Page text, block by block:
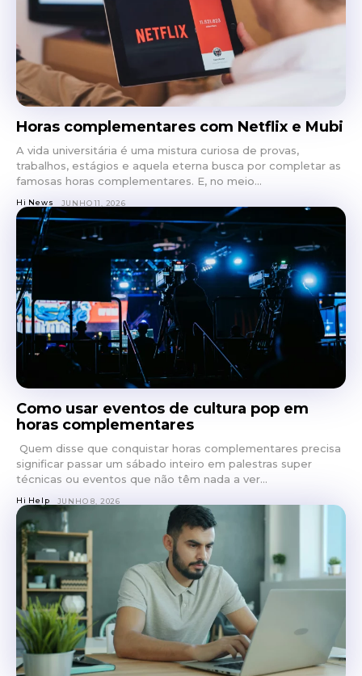
Horas complementares com Netflix e Mubi
A vida universitária é uma mistura curiosa de provas,
trabalhos, estágios e aquela eterna busca por completar as
famosas horas complementares. E, no meio...
Hi News JUNHO 11, 2026
Como usar eventos de cultura pop em
horas complementares
Quem disse que conquistar horas complementares precisa
significar passar um sábado inteiro em palestras super
técnicas ou eventos que não têm nada a ver...
Hi Help JUNHO 8, 2026